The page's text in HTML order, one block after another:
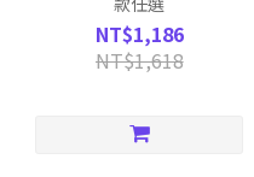
NT$1,186
NT$1,618